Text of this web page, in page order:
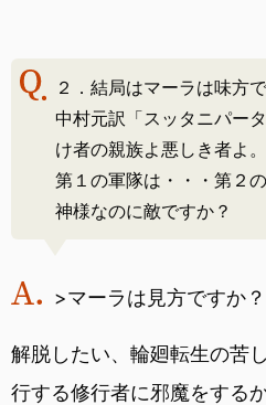
２．結局はマーラは味方
中村元訳「スッタニパー
け者の親族よ悪しき者よ
第１の軍隊は・・・第２
神様なのに敵ですか？
>マーラは見方ですか
解脱したい、輪廻転生の苦
行する修行者に邪魔をする